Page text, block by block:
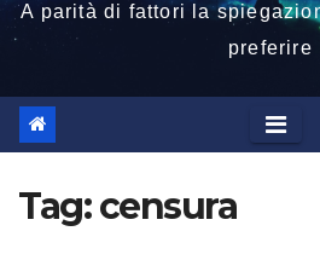
A parità di fattori la
preferire
Tag:censura